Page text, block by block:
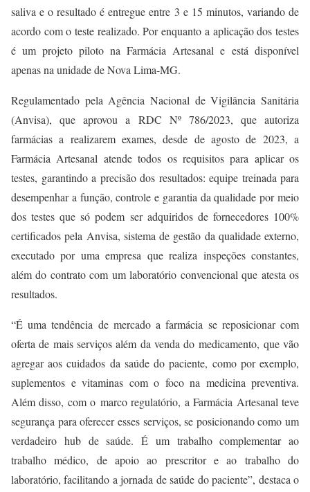
saliva e o resultado é entregue entre 3 e 15 minutos, variando de
acordo com o teste realizado. Por enquanto a aplicação dos testes
é um projeto piloto na Farmácia Artesanal e está disponível
apenas na unidade de Nova Lima-MG.
Regulamentado pela Agência Nacional de Vigilância Sanitária
(Anvisa), que aprovou a RDC Nº 786/2023, que autoriza
farmácias a realizarem exames, desde de agosto de 2023, a
Farmácia Artesanal atende todos os requisitos para aplicar os
testes, garantindo a precisão dos resultados: equipe treinada para
desempenhar a função, controle e garantia da qualidade por meio
dos testes que só podem ser adquiridos de fornecedores 100%
certificados pela Anvisa, sistema de gestão da qualidade externo,
executado por uma empresa que realiza inspeções constantes,
além do contrato com um laboratório convencional que atesta os
resultados.
“É uma tendência de mercado a farmácia se reposicionar com
oferta de mais serviços além da venda do medicamento, que vão
agregar aos cuidados da saúde do paciente, como por exemplo,
suplementos e vitaminas com o foco na medicina preventiva.
Além disso, com o marco regulatório, a Farmácia Artesanal teve
segurança para oferecer esses serviços, se posicionando como um
verdadeiro hub de saúde. É um trabalho complementar ao
trabalho médico, de apoio ao prescritor e ao trabalho do
laboratório, facilitando a jornada de saúde do paciente”, destaca o